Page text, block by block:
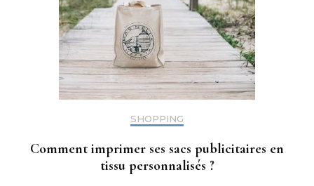
SHOPPING
Comment imprimer ses sacs publicitaires en
tissu personnalisés ?